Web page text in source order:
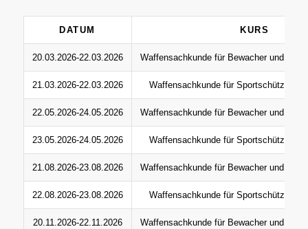
DATUM KURS
20.03.2026-22.03.2026 Waffensachkunde für Bewacher und
21.03.2026-22.03.2026 Waffensachkunde für Sportschützen
22.05.2026-24.05.2026 Waffensachkunde für Bewacher und
23.05.2026-24.05.2026 Waffensachkunde für Sportschützen
21.08.2026-23.08.2026 Waffensachkunde für Bewacher und
22.08.2026-23.08.2026 Waffensachkunde für Sportschützen
20.11.2026-22.11.2026 Waffensachkunde für Bewacher und